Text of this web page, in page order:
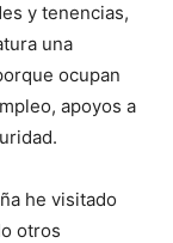
y tenencias,
una
ocupan
apoyos a
he visitado
otros